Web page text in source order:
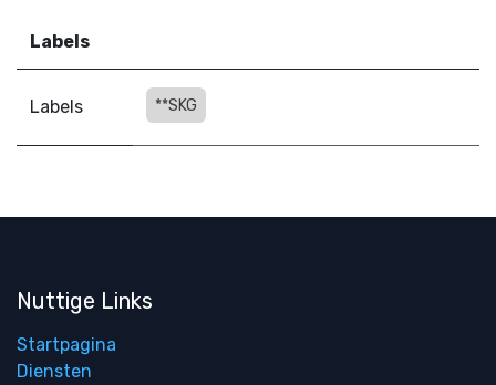
Labels
Labels **SKG
Nuttige Links
Startpagina
Diensten